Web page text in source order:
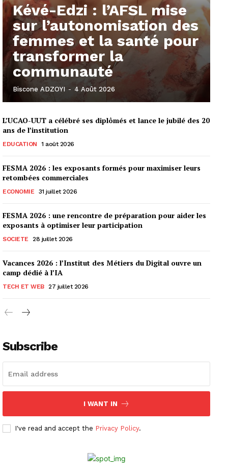
Kévé-Edzi : l’AFSL mise
sur l’autonomisation des
femmes et la santé pour
transformer la
communauté
Biscone ADZOYI - 4 Août 2026
L’UCAO-UUT a célébré ses diplômés et lance le jubilé des 20
ans de l’institution
EDUCATION 1 août 2026
FESMA 2026 : les exposants formés pour maximiser leurs
retombées commerciales
ECONOMIE 31 juillet 2026
FESMA 2026 : une rencontre de préparation pour aider les
exposants à optimiser leur participation
SOCIETE 28 juillet 2026
Vacances 2026 : l’Institut des Métiers du Digital ouvre un
camp dédié à l’IA
TECH ET WEB 27 juillet 2026
Subscribe
I WANT IN
I've read and accept the Privacy Policy.